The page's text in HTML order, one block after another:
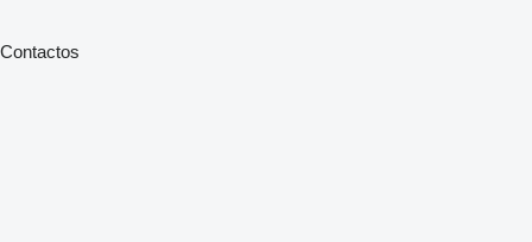
Contactos